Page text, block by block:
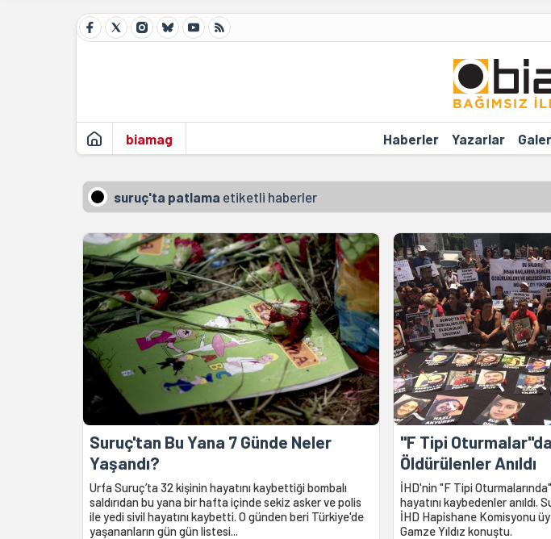
biamag Haberler Yazarlar
suruç'ta patlama etiketli haberler
Suruç'tan Bu Yana 7 Günde Neler
Yaşandı?
Urfa Suruç’ta 32 kişinin hayatını kaybettiği bombalı
saldırıdan bu yana bir hafta içinde sekiz asker ve polis
ile yedi sivil hayatını kaybetti. O günden beri Türkiye'de
yaşananların gün gün listesi...
"F Tipi
Öldürülenler Anıldı
İHD'nin "F Tipi
hayatını kaybedenler anıldı.
İHD Hapishane Komisyonu
Gamze Yıldız konuştu.